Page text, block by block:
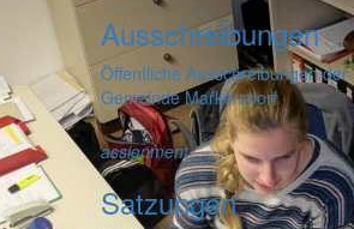
Ausschreibungen
Öffentliche Ausschreibungen der
Gemeinde Markersdorf
assignment
Satzungen